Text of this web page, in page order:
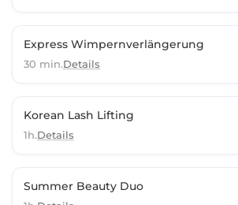
Express Wimpernverlängerung
30 min.Details
Korean Lash Lifting
1h.Details
Summer Beauty Duo